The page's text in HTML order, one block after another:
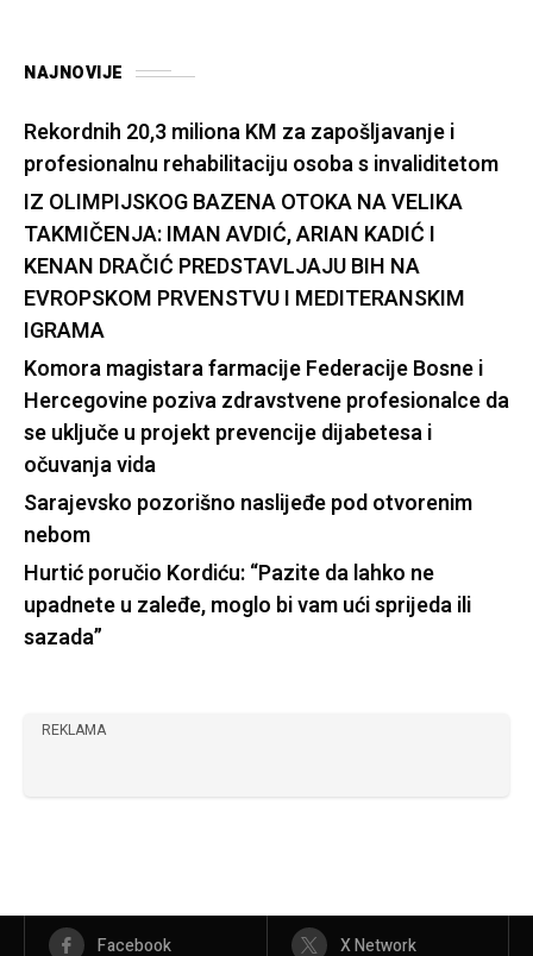
NAJNOVIJE
Rekordnih 20,3 miliona KM za zapošljavanje i
profesionalnu rehabilitaciju osoba s invaliditetom
IZ OLIMPIJSKOG BAZENA OTOKA NA VELIKA
TAKMIČENJA: IMAN AVDIĆ, ARIAN KADIĆ I
KENAN DRAČIĆ PREDSTAVLJAJU BIH NA
EVROPSKOM PRVENSTVU I MEDITERANSKIM
IGRAMA
Komora magistara farmacije Federacije Bosne i
Hercegovine poziva zdravstvene profesionalce da
se uključe u projekt prevencije dijabetesa i
očuvanja vida
Sarajevsko pozorišno naslijeđe pod otvorenim
nebom
Hurtić poručio Kordiću: “Pazite da lahko ne
upadnete u zaleđe, moglo bi vam ući sprijeda ili
sazada”
REKLAMA
Facebook X Network